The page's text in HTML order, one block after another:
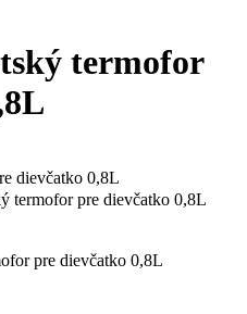
termofor